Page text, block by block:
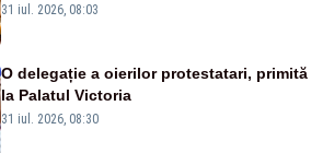
31 iul. 2026, 08:03
O delegație a oierilor protestatari, primită
la Palatul Victoria
31 iul. 2026, 08:30